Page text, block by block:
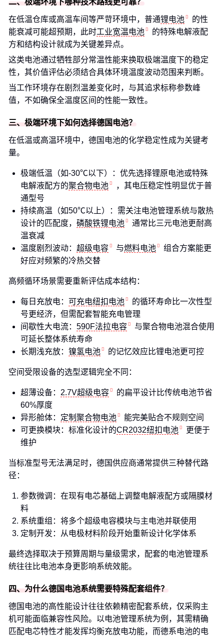
二、极端环境下哪种技术路线更可靠？
在低温仓库或高温车间等严苛环境中，普通锂电池
的性
能衰减可能超预期，此时工业宽温电池
的特殊电解液配
方和结构设计就成为关键差异点。
这类电池通过牺牲部分常温性能来换取极端温度下的稳定
性，其价值评估必须结合具体环境温度波动范围来判断。
当工作环境存在剧烈温差变化时，与其追求标称参数峰
值，不如确保全温度区间的性能一致性。
三、极端环境下如何选择德国电池？
在低温或高温环境中，德国电池的化学稳定性成为关键考
量。
极端低温（如-30℃以下）：优先选择锂原电池或特殊
电解液配方的聚合物电池
，其电压稳定性明显优于普
通型号
持续高温（如50℃以上）：需关注电池管理系统与散热
设计的匹配度， 磷酸铁锂电池
通常比三元电池更耐高
温衰减
温度剧烈波动： 超级电容 与燃料电池
组合方案能更
好应对频繁的冷热交替
高频循环场景需要重新评估成本结构：
每日充放电： 可充电纽扣电池
的循环寿命比一次性型
号更经济，但需配套智能充电管理
间歇性大电流： 590F法拉电容
与聚合物电池混合使用
可延长整体系统寿命
长期浅充放： 镍氢电池 的记忆效应比锂电池更可控
空间受限设备的选型逻辑完全不同：
超薄设备： 2.7V超级电容
的扁平设计比传统电池节省
60%厚度
异形舱体： 定制聚合物电池
能完美贴合不规则空间
可更换模块：标准化设计的CR2032纽扣电池
更便于
维护
当标准型号无法满足时，德国供应商通常提供三种替代路
径：
参数微调：在现有电芯基础上调整电解液配方或隔膜材
料
系统重组：将多个超级电容模块与主电池并联使用
定制开发：从电极材料阶段开始重新设计化学体系
最终选择取决于预算周期与量级需求，配套的电池管理系
统往往比电池本身更影响系统效能。
四、为什么德国电池系统需要特殊配套组件？
德国电池的高性能设计往往依赖精密配套系统，仅采购主
机可能面临兼容性风险。以电池管理系统为例，其需精确
匹配电芯特性才能发挥均衡充放电功能，而德系电池的电